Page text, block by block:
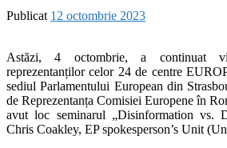
Publicat 12 octombrie 2023
Astăzi, 4 octombrie, a continuat
reprezentanților celor 24 de centre
sediul Parlamentului European din
de Reprezentanța Comisiei Europene în
avut loc seminarul „Disinformation vs.
Chris Coakley, EP spokesperson’s Unit